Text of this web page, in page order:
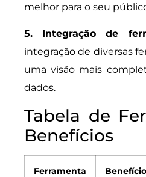
melhor para o seu
5. Integração de
integração de diversas
uma visão mais
dados.
Tabela de
Benefícios
Ferramenta